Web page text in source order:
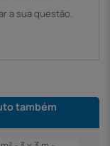
a sua questão.
também